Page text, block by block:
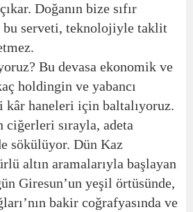
Doğanın bize sıfır
bu serveti, teknolojiyle taklit
Bu devasa ekonomik ve
holdingin ve yabancı
kâr haneleri için baltalıyoruz.
ciğerleri sırayla, adeta
sökülüyor. Dün Kaz
altın aramalarıyla başlayan
Giresun’un yeşil örtüsünde,
bakir coğrafyasında ve